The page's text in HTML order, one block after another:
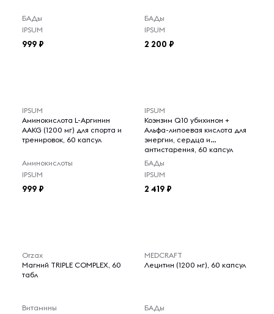
БАДы
IPSUM
999
БАДы
IPSUM
2 200
IPSUM
Аминокислота L-Аргинин
AAKG (1200 мг) для спорта и
тренировок, 60 капсул
Аминокислоты
IPSUM
999
IPSUM
Коэнзим Q10 убихинон +
Альфа-липоевая кислота для
энергии, сердца и
антистарения, 60 капсул
БАДы
IPSUM
2 419
Orzax
Магний TRIPLE COMPLEX, 60
табл
Витамины
MEDCRAFT
Лецитин (1200 мг), 60 капсул
БАДы